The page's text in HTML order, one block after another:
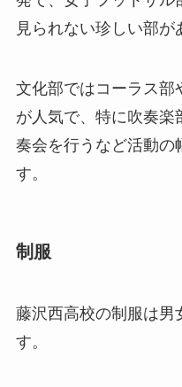
見られない珍しい部が
文化部ではコーラス部
が人気で、特に吹奏楽
奏会を行うなど活動の
す。
制服
藤沢西高校の制服は男
す。